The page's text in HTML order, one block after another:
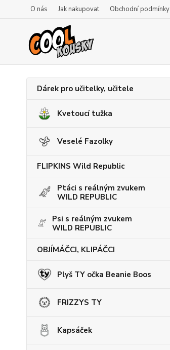
O nás Jak nakupovat Obchodní podmínky
Dárek pro učitelky, učitele
Kvetoucí tužka
Veselé Fazolky
FLIPKINS Wild Republic
Ptáci s reálným zvukem
WILD REPUBLIC
Psi s reálným zvukem
WILD REPUBLIC
OBJÍMÁČCI, KLIPÁČCI
Plyš TY očka Beanie Boos
FRIZZYS TY
Kapsáček